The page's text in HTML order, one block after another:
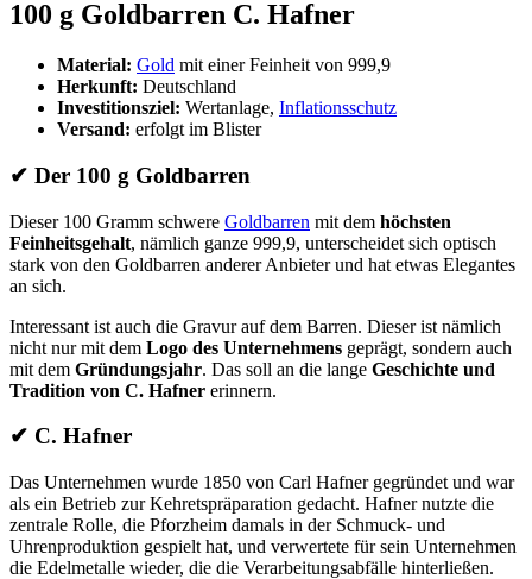
100 g Goldbarren C. Hafner
Material: Gold mit einer Feinheit von 999,9
Herkunft: Deutschland
Investitionsziel: Wertanlage, Inflationsschutz
Versand: erfolgt im Blister
✔ Der 100 g Goldbarren
Dieser 100 Gramm schwere Goldbarren mit dem höchsten
Feinheitsgehalt, nämlich ganze 999,9, unterscheidet sich optisch
stark von den Goldbarren anderer Anbieter und hat etwas Elegantes
an sich.
Interessant ist auch die Gravur auf dem Barren. Dieser ist nämlich
nicht nur mit dem Logo des Unternehmens geprägt, sondern auch
mit dem Gründungsjahr. Das soll an die lange Geschichte und
Tradition von C. Hafner erinnern.
✔ C. Hafner
Das Unternehmen wurde 1850 von Carl Hafner gegründet und war
als ein Betrieb zur Kehretspräparation gedacht. Hafner nutzte die
zentrale Rolle, die Pforzheim damals in der Schmuck- und
Uhrenproduktion gespielt hat, und verwertete für sein Unternehmen
die Edelmetalle wieder, die die Verarbeitungsabfälle hinterließen.